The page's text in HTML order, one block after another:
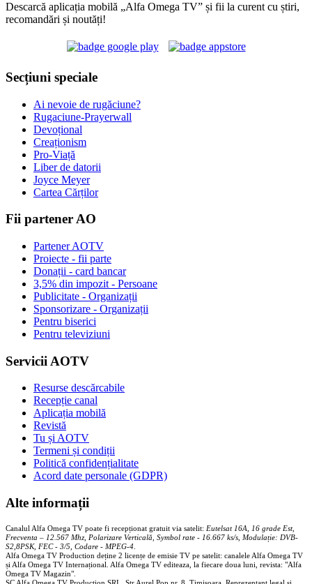
Descarcă aplicația mobilă „Alfa Omega TV” și fii la curent cu știri,
recomandări și noutăți!
Secțiuni speciale
Ai nevoie de rugăciune?
Rugaciune-Prayerwall
Devoțional
Creaționism
Pro-Viață
Liber de datorii
Joyce Meyer
Cartea Cărților
Fii partener AO
Partener AOTV
Proiecte - fii parte
Donații - card bancar
3,5% din impozit - Persoane
Publicitate - Organizații
Sponsorizare - Organizații
Pentru biserici
Pentru televiziuni
Servicii AOTV
Resurse descărcabile
Recepție canal
Aplicația mobilă
Revistă
Tu și AOTV
Termeni și condiții
Politică confidențialitate
Acord date personale (GDPR)
Alte informații
Canalul Alfa Omega TV poate fi recepționat gratuit via satelit: Eutelsat 16A, 16 grade Est,
Frecventa – 12.567 Mhz, Polarizare Verticală, Symbol rate - 16.667 ks/s, Modulație: DVB-
S2,8PSK, FEC - 3/5, Codare - MPEG-4
Alfa Omega TV Production deține 2 licențe de emisie TV pe satelit: canalele Alfa Omega TV
și Alfa Omega TV Internațional. Alfa Omega TV editeaza, la fiecare doua luni, revista: "Alfa
Omega TV Magazin".